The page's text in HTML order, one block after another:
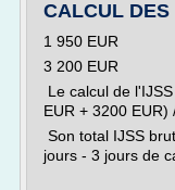
CALCUL DES
1 950 EUR
3 200 EUR
Le calcul de
EUR + 3200 EUR)
Son total IJSS
jours - 3 jours de